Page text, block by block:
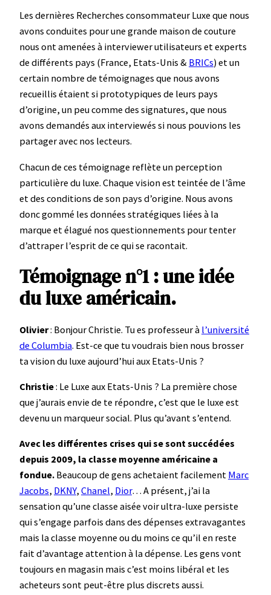
Les dernières Recherches consommateur Luxe que nous
avons conduites pour une grande maison de couture
nous ont amenées à interviewer utilisateurs et experts
de différents pays (France, Etats-Unis & BRICs) et un
certain nombre de témoignages que nous avons
recueillis étaient si prototypiques de leurs pays
d’origine, un peu comme des signatures, que nous
avons demandés aux interviewés si nous pouvions les
partager avec nos lecteurs.
Chacun de ces témoignage reflète un perception
particulière du luxe. Chaque vision est teintée de l’âme
et des conditions de son pays d’origine. Nous avons
donc gommé les données stratégiques liées à la
marque et élagué nos questionnements pour tenter
d’attraper l’esprit de ce qui se racontait.
Témoignage n°1 : une idée
du luxe américain.
Olivier: Bonjour Christie. Tu es professeur à l’université
de Columbia. Est-ce que tu voudrais bien nous brosser
ta vision du luxe aujourd’hui aux Etats-Unis ?
Christie: Le Luxe aux Etats-Unis ? La première chose
que j’aurais envie de te répondre, c’est que le luxe est
devenu un marqueur social. Plus qu’avant s’entend.
Avec les différentes crises qui se sont succédées
depuis 2009, la classe moyenne américaine a
fondue. Beaucoup de gens achetaient facilement Marc
Jacobs, DKNY, Chanel, Dior… A présent, j’ai la
sensation qu’une classe aisée voir ultra-luxe persiste
qui s’engage parfois dans des dépenses extravagantes
mais la classe moyenne ou du moins ce qu’il en reste
fait d’avantage attention à la dépense. Les gens vont
toujours en magasin mais c’est moins libéral et les
acheteurs sont peut-être plus discrets aussi.